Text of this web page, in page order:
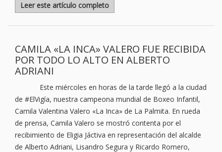
Leer este artículo completo
CAMILA «LA INCA» VALERO FUE RECIBIDA
POR TODO LO ALTO EN ALBERTO
ADRIANI
Este miércoles en horas de la tarde llegó a la ciudad
de #ElVigía, nuestra campeona mundial de Boxeo Infantil,
Camila Valentina Valero «La Inca» de La Palmita. En rueda
de prensa, Camila Valero se mostró contenta por el
recibimiento de Eligia Jáctiva en representación del alcalde
de Alberto Adriani, Lisandro Segura y Ricardo Romero,